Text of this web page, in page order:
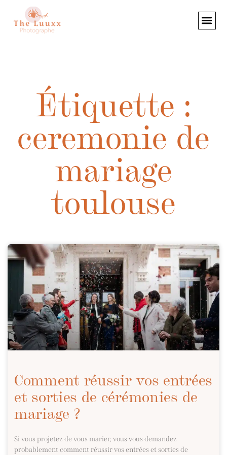
Étiquette :
ceremonie de
mariage
toulouse
Comment réussir vos entrées
et sorties de cérémonies de
mariage ?
Si vous projetez de vous marier, vous vous demandez
probablement comment réussir vos entrées et sorties de